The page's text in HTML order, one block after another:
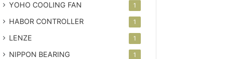
YOHO COOLING FAN 1
HABOR CONTROLLER 1
LENZE 1
NIPPON BEARING 1